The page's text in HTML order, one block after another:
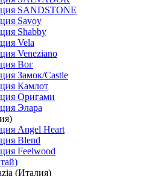
SANDSTONE
Savoy
Shabby
Vela
Veneziano
Вог
Замок/Castle
Камлот
Оригами
Элара
Angel Heart
Blend
Feelwood
(Италия)